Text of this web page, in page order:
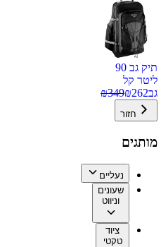
תיק גב 90
ליטר קל
גב
₪262
₪349
חזור
מותגים
נעליים
שעונים
וניווט
ציוד
טקטי